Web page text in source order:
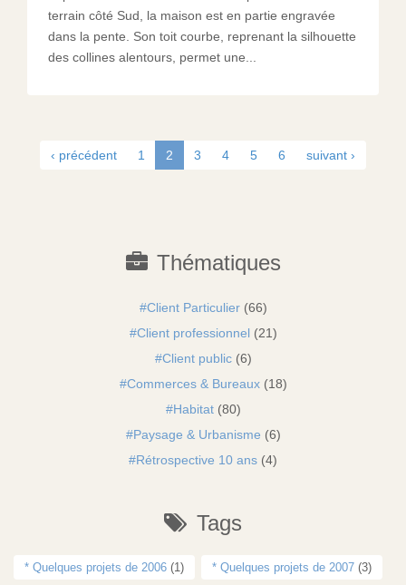
terrain côté Sud, la maison est en partie engravée
dans la pente. Son toit courbe, reprenant la silhouette
des collines alentours, permet une...
‹ précédent 1 2 3 4 5 6 suivant ›
Thématiques
Client Particulier(66)
Client professionnel(21)
Client public(6)
Commerces & Bureaux(18)
Habitat(80)
Paysage & Urbanisme (6)
Rétrospective 10 ans (4)
Tags
* Quelques projets de 2006 (1) * Quelques projets de 2007 (3)